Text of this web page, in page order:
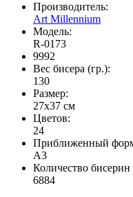
Производитель:
Art Millennium
Модель:
R-0173
9992
Вес бисера (гр.):
130
Размер:
27x37 см
Цветов:
24
Приближенный
A3
Количество
6884